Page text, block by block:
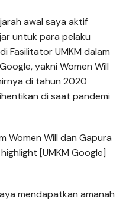
awal saya aktif
untuk para pelaku
Fasilitator UMKM dalam
yakni Women Will
di tahun 2020
di saat pandemi
Women Will dan Gapura
[UMKM Google]
mendapatkan amanah